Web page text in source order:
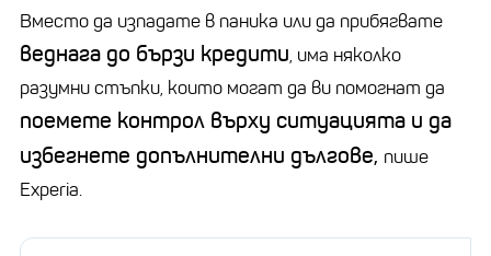
Вместо да изпадате в паника или да прибягвате
веднага до бързи кредити, има няколко
разумни стъпки, които могат да ви помогнат да
поемете контрол върху ситуацията и да
избегнете допълнителни дългове, пише
Experia.